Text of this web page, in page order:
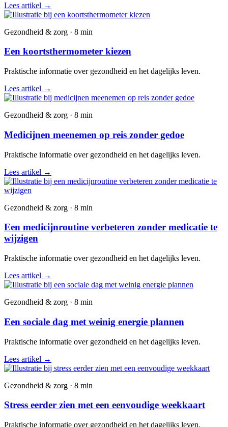
Lees artikel →
Gezondheid & zorg · 8 min
Een koortsthermometer kiezen
Praktische informatie over gezondheid en het dagelijks leven.
Lees artikel →
Gezondheid & zorg · 8 min
Medicijnen meenemen op reis zonder gedoe
Praktische informatie over gezondheid en het dagelijks leven.
Lees artikel →
Gezondheid & zorg · 8 min
Een medicijnroutine verbeteren zonder medicatie te
wijzigen
Praktische informatie over gezondheid en het dagelijks leven.
Lees artikel →
Gezondheid & zorg · 8 min
Een sociale dag met weinig energie plannen
Praktische informatie over gezondheid en het dagelijks leven.
Lees artikel →
Gezondheid & zorg · 8 min
Stress eerder zien met een eenvoudige weekkaart
Praktische informatie over gezondheid en het dagelijks leven.